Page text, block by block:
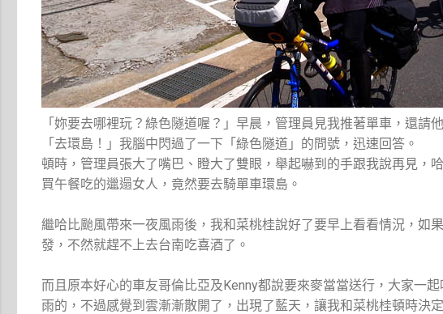
「妳要去哪裡玩？綠色隧道喔？」早晨，管理員見我推著單車，還請
「去環島！」我腦中閃過了一下「綠色隧道」的問號，迅速回答。
頓時，管理員張大了嘴巴、瞪大了雙眼，舉起嚇到的手跟我說再見，
買午餐吃的邋遢女人，竟然要去騎單車環島。
繼哈比颱風帶來一夜風雨後，我和菜桃桂說好了要早上看看情況，如
發，不然就趕不上去台南吃喜酒了。
而且原本好心的車友哥倫比亞及Kenny都說要來麥當當送行，大家一
雨的，不過感覺到雲漸漸散開了，出現了藍天，讓我和菜桃桂頓時決